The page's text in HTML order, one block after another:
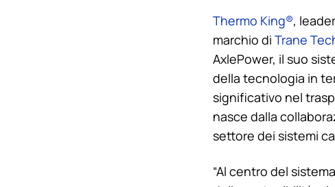
Thermo King®,
marchio di Trane
AxlePower, il suo
della tecnologia in
significativo nel
nasce dalla
settore dei sistemi
“Al centro del